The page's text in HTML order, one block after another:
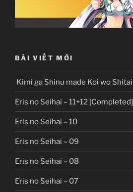
BÀI VIẾT MỚI
Kimi ga Shinu made Koi wo Shitai
Eris no Seihai – 11+12 [Completed]
Eris no Seihai – 10
Eris no Seihai – 09
Eris no Seihai – 08
Eris no Seihai – 07